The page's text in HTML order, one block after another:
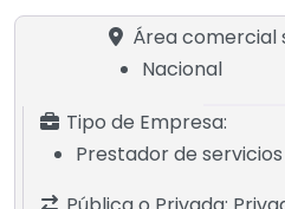
Área comercial
Nacional
Tipo de Empresa:
Prestador de servicios